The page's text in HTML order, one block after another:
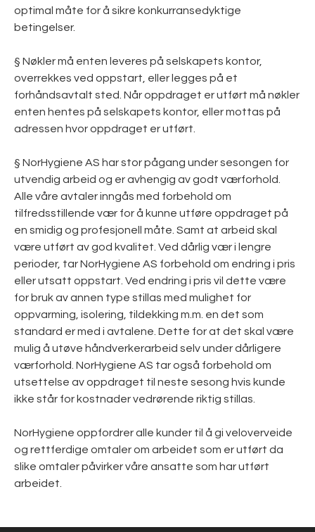
optimal måte for å sikre konkurransedyktige
betingelser.
§ Nøkler må enten leveres på selskapets kontor,
overrekkes ved oppstart, eller legges på et
forhåndsavtalt sted. Når oppdraget er utført må nøkler
enten hentes på selskapets kontor, eller mottas på
adressen hvor oppdraget er utført.
§ NorHygiene AS har stor pågang under sesongen for
utvendig arbeid og er avhengig av godt værforhold.
Alle våre avtaler inngås med forbehold om
tilfredsstillende vær for å kunne utføre oppdraget på
en smidig og profesjonell måte. Samt at arbeid skal
være utført av god kvalitet. Ved dårlig vær i lengre
perioder, tar NorHygiene AS forbehold om endring i pris
eller utsatt oppstart. Ved endring i pris vil dette være
for bruk av annen type stillas med mulighet for
oppvarming, isolering, tildekking m.m. en det som
standard er med i avtalene. Dette for at det skal være
mulig å utøve håndverkerarbeid selv under dårligere
værforhold. NorHygiene AS tar også forbehold om
utsettelse av oppdraget til neste sesong hvis kunde
ikke står for kostnader vedrørende riktig stillas.
NorHygiene oppfordrer alle kunder til å gi veloverveide
og rettferdige omtaler om arbeidet som er utført da
slike omtaler påvirker våre ansatte som har utført
arbeidet.